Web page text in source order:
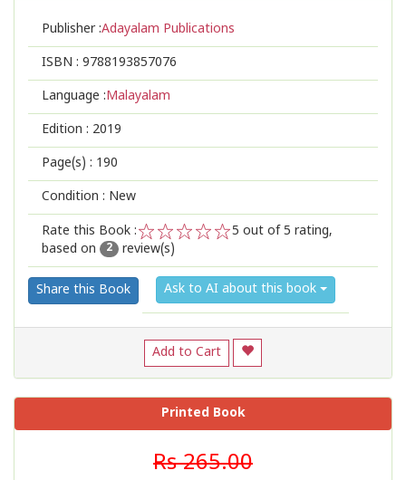
Publisher :Adayalam Publications
ISBN : 9788193857076
Language :Malayalam
Edition : 2019
Page(s) : 190
Condition : New
Rate this Book :
2
1
5 out of 5 rating,
based on
2 review(s)
Share this Book Ask to AI about this book
Add to Cart
Printed Book
Rs 265.00